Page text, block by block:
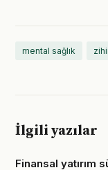
mental sağlık
İlgili yazılar
Finansal yatırım